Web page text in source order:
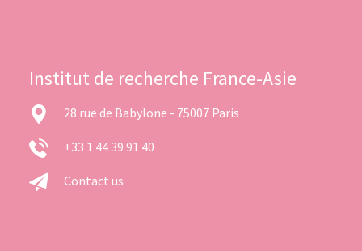
Institut de recherche France-Asie
28 rue de Babylone - 75007 Paris
+33 1 44 39 91 40
Contact us